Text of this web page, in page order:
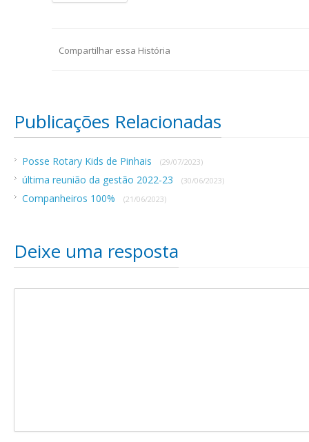
Compartilhar essa História
Publicações Relacionadas
Posse Rotary Kids de Pinhais (29/07/2023)
última reunião da gestão 2022-23 (30/06/2023)
Companheiros 100% (21/06/2023)
Deixe uma resposta